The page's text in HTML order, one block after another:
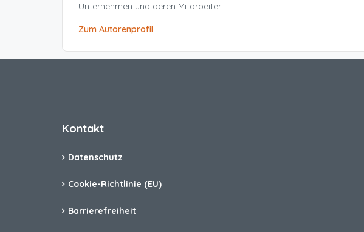
Unternehmen und deren Mitarbeiter.
Zum Autorenprofil
Kontakt
Datenschutz
Cookie-Richtlinie (EU)
Barrierefreiheit